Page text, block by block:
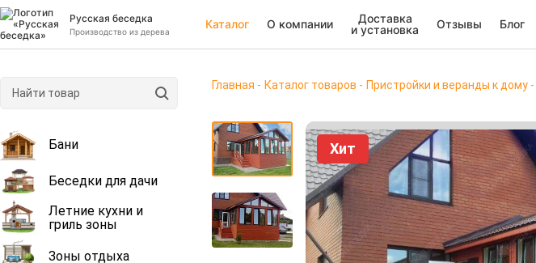
Русская беседка
Производство из дерева
Каталог О компании
Доставка
и установка
Отзывы Блог
Бани
Беседки для дачи
Летние кухни и
гриль зоны
Зоны отдыха
Главная Каталог товаров Пристройки и веранды к дому
Хит